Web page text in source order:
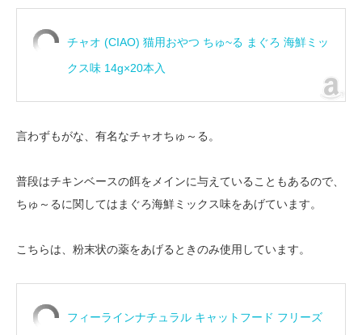
チャオ (CIAO) 猫用おやつ ちゅ~る まぐろ 海鮮ミッ
クス味 14g×20本入
言わずもがな、有名なチャオちゅ～る。
普段はチキンベースの餌をメインに与えていることもあるので、
ちゅ～るに関してはまぐろ海鮮ミックス味をあげています。
こちらは、粉末状の薬をあげるときのみ使用しています。
フィーラインナチュラル キャットフード フリーズ